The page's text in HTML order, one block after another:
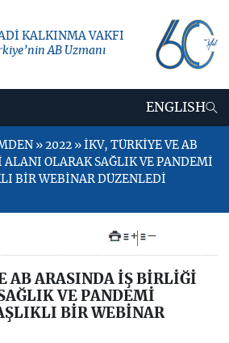
KALKINMA VAKFI
AB Uzmanı
ENGLISH
» 2022 » İKV, TÜRKİYE VE AB
OLARAK SAĞLIK VE PANDEMİ
BİR WEBİNAR DÜZENLEDİ
+ –
AB ARASINDA İŞ BİRLİĞİ
VE PANDEMİ
BİR WEBİNAR